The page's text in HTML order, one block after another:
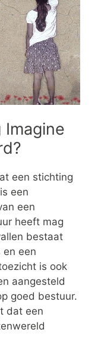
een stichting
een
een
heeft mag
bestaat
en een
is ook
aangesteld
goed bestuur.
dat een